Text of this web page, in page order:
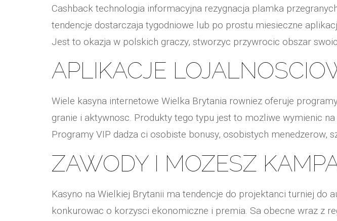
Cashback technologia informacyjna rezygnacja plamka
tendencje dostarczaja tygodniowe lub po prostu miesieczne
Jest to okazja w polskich graczy, stworzyc przywrocic obszar
APLIKACJE
Wiele kasyna internetowe Wielka Brytania rowniez oferuje
granie i aktywnosc. Produkty tego typu jest to mozliwe wymienic
Programy VIP dadza ci osobiste bonusy, osobistych menedzerow,
ZAWODY I MOZESZ
Kasyno na Wielkiej Brytanii ma tendencje do projektanci turniej
konkurowac o korzysci ekonomiczne i premia. Sa obecne wraz z